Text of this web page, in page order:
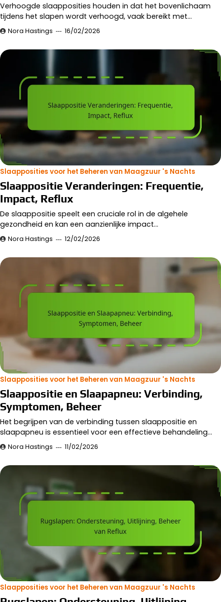
Verhoogde slaapposities houden in dat het bovenlichaam
tijdens het slapen wordt verhoogd, vaak bereikt met…
Nora Hastings 16/02/2026
Slaapposities voor het Beheren van Maagzuur 's Nachts
Slaappositie Veranderingen: Frequentie,
Impact, Reflux
De slaappositie speelt een cruciale rol in de algehele
gezondheid en kan een aanzienlijke impact…
Nora Hastings 12/02/2026
Slaapposities voor het Beheren van Maagzuur 's Nachts
Slaappositie en Slaapapneu: Verbinding,
Symptomen, Beheer
Het begrijpen van de verbinding tussen slaappositie en
slaapapneu is essentieel voor een effectieve behandeling…
Nora Hastings 11/02/2026
Slaapposities voor het Beheren van Maagzuur 's Nachts